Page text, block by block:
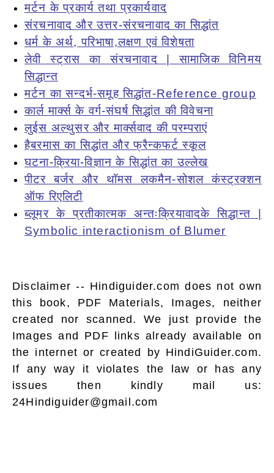
मर्टन के प्रकार्य तथा प्रकार्यवाद
संरचनावाद और उत्तर-संरचनावाद का सिद्धांत
धर्म के अर्थ, परिभाषा,लक्षण एवं विशेषता
लेवी स्ट्रास का संरचनावाद | सामाजिक विनिमय
सिद्धान्त
मर्टन का सन्दर्भ-समूह सिद्धांत-Reference group
कार्ल मार्क्स के वर्ग-संघर्ष सिद्धांत की विवेचना
लुईस अल्थुसर और मार्क्सवाद की परम्पराएं
हैबरमास का सिद्धांत और फ्रैन्कफर्ट स्कूल
घटना-क्रिया-विज्ञान के सिद्धांत का उल्लेख
पीटर बर्जर और थॉमस लकमैन-सोशल कंस्ट्रक्शन
ऑफ रिएलिटी
ब्लूमर के प्रतीकात्मक अन्तःक्रियावादके सिद्धान्त |
Symbolic interactionism of Blumer
Disclaimer -- Hindiguider.com does not own
this book, PDF Materials, Images, neither
created nor scanned. We just provide the
Images and PDF links already available on
the internet or created by HindiGuider.com.
If any way it violates the law or has any
issues then kindly mail us:
24Hindiguider@gmail.com